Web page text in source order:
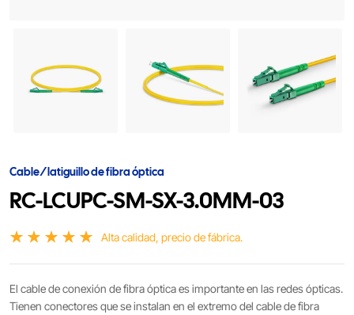
Cable/latiguillo de fibra óptica
RC-LCUPC-SM-SX-3.0MM-03
Alta calidad, precio de fábrica.
El cable de conexión de fibra óptica es importante en las redes ópticas.
Tienen conectores que se instalan en el extremo del cable de fibra